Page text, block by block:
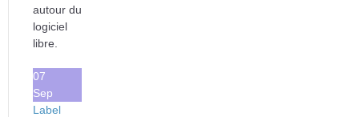
autour du
logiciel
libre.
07
Sep
Label